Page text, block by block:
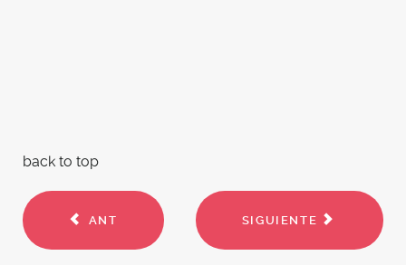
back to top
ANT SIGUIENTE